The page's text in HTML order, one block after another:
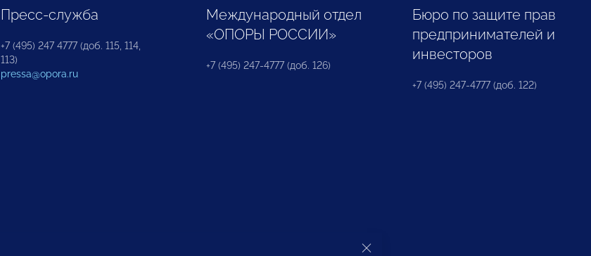
Пресс-служба
+7 (495) 247 4777 (доб. 115, 114,
113)
pressa@opora.ru
Международный отдел
«ОПОРЫ РОССИИ»
+7 (495) 247-4777 (доб. 126)
Бюро по защите прав
предпринимателей и
инвесторов
+7 (495) 247-4777 (доб. 122)